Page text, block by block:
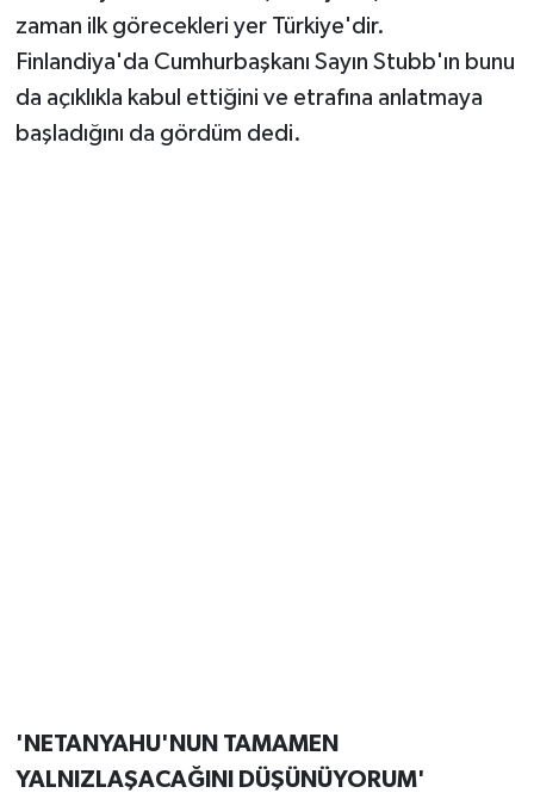
zaman ilk görecekleri yer Türkiye'dir.
Finlandiya'da Cumhurbaşkanı Sayın Stubb'ın bunu
da açıklıkla kabul ettiğini ve etrafına anlatmaya
başladığını da gördüm dedi.
'NETANYAHU'NUN TAMAMEN
YALNIZLAŞACAĞINI DÜŞÜNÜYORUM'